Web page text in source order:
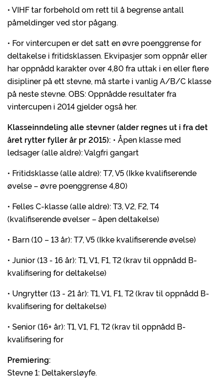
• VIHF tar forbehold om rett til å begrense antall
påmeldinger ved stor pågang.
• For vintercupen er det satt en øvre poenggrense for
deltakelse i fritidsklassen. Ekvipasjer som oppnår eller
har oppnådd karakter over 4,80 fra uttak i en eller flere
disipliner på ett stevne, må starte i vanlig A/B/C klasse
på neste stevne. OBS: Oppnådde resultater fra
vintercupen i 2014 gjelder også her.
Klasseinndeling alle stevner (alder regnes ut i fra det
året rytter fyller år pr 2015): • Åpen klasse med
ledsager (alle aldre): Valgfri gangart
• Fritidsklasse (alle aldre): T7, V5 (Ikke kvalifiserende
øvelse – øvre poenggrense 4,80)
• Felles C-klasse (alle aldre): T3, V2, F2, T4
(kvalifiserende øvelser – åpen deltakelse)
• Barn (10 – 13 år): T7, V5 (Ikke kvalifiserende øvelse)
• Junior (13 - 16 år): T1, V1, F1, T2 (krav til oppnådd B-
kvalifisering for deltakelse)
• Ungrytter (13 - 21 år): T1, V1, F1, T2 (krav til oppnådd B-
kvalifisering for deltakelse)
• Senior (16+ år): T1, V1, F1, T2 (krav til oppnådd B-
kvalifisering for
Premiering:
Stevne 1: Deltakersløyfe.